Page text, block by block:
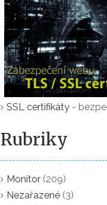
SSL certifikáty -
Rubriky
Monitor (209)
Nezařazené (3)